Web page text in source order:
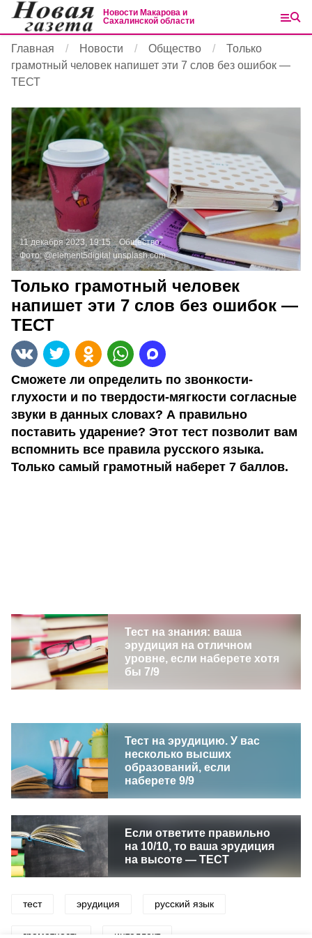
Новости Макарова и
Сахалинской области
Главная Новости Общество
Только
грамотный человек напишет эти 7 слов без ошибок —
ТЕСТ
11 декабря 2023, 19:15
Общество
Фото:@element5digital unsplash.com
Только грамотный человек
напишет эти 7 слов без ошибок —
ТЕСТ
Сможете ли определить по звонкости-
глухости и по твердости-мягкости согласные
звуки в данных словах? А правильно
поставить ударение? Этот тест позволит вам
вспомнить все правила русского языка.
Только самый грамотный наберет 7 баллов.
Тест на знания: ваша
эрудиция на отличном
уровне, если наберете хотя
бы 7/9
Тест на эрудицию. У вас
несколько высших
образований, если
наберете 9/9
Если ответите правильно
на 10/10, то ваша эрудиция
на высоте — ТЕСТ
тест эрудиция русский язык
грамотность интеллект